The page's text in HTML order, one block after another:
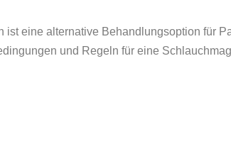
eine alternative Behandlungsoption für
und Regeln für eine